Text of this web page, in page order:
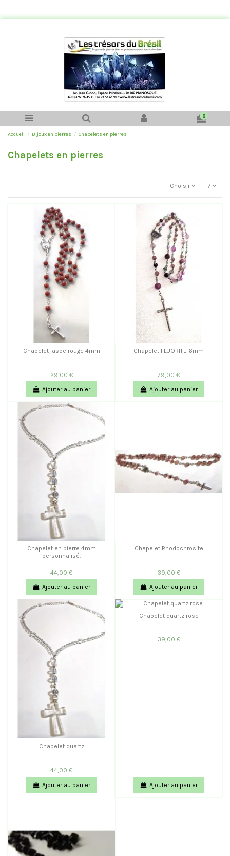
0
Accueil Bijoux en pierres Chapelets en pierres
Chapelets en pierres
Choisir 7
Chapelet jaspe rouge 4mm
29,00 €
Ajouter au panier
Chapelet FLUORITE 6mm
79,00 €
Ajouter au panier
Chapelet en pierre 4mm
personnalisé.
44,00 €
Ajouter au panier
Chapelet Rhodochrosite
39,00 €
Ajouter au panier
Chapelet quartz
44,00 €
Ajouter au panier
Chapelet quartz rose
39,00 €
Ajouter au panier